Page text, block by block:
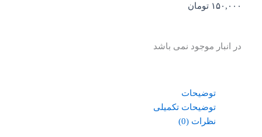
۱۵۰,۰۰۰ تومان
در انبار موجود نمی باشد
توضیحات
توضیحات تکمیلی
نظرات (0)